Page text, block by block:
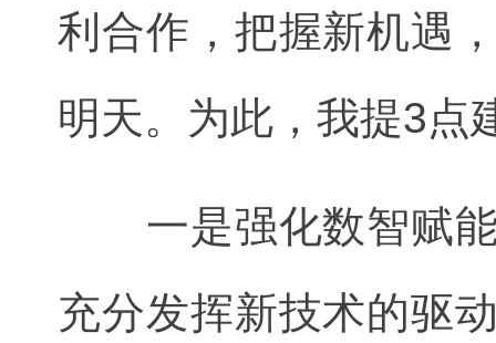
利合作，把握新机遇
明天。为此，我提3点
一是强化数智赋能
充分发挥新技术的驱